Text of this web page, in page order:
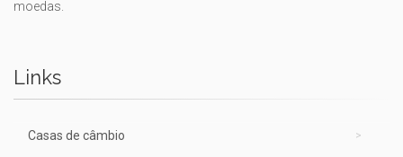
moedas.
Links
Casas de câmbio